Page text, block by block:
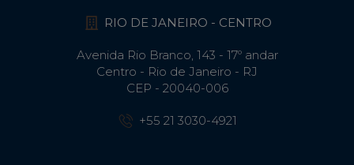
RIO DE JANEIRO - CENTRO
Avenida Rio Branco, 143 - 17º andar
Centro - Rio de Janeiro - RJ
CEP - 20040-006
+55 21 3030-4921